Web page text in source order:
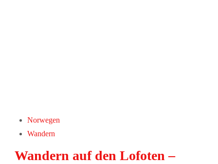
Norwegen
Wandern
Wandern auf den Lofoten –